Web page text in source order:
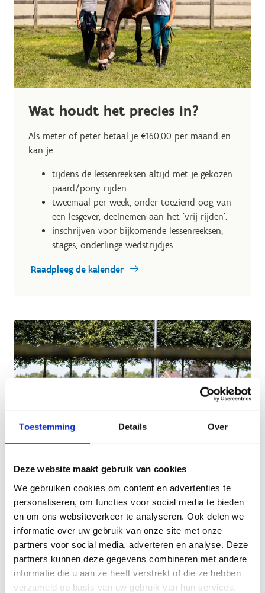
Toestemming Details Over
Deze website maakt gebruik van cookies
We gebruiken cookies om content en advertenties te
personaliseren, om functies voor social media te bieden
en om ons websiteverkeer te analyseren. Ook delen we
informatie over uw gebruik van onze site met onze
partners voor social media, adverteren en analyse. Deze
partners kunnen deze gegevens combineren met andere
informatie die u aan ze heeft verstrekt of die ze hebben
verzameld op basis van uw gebruik van hun services.
Wat houdt het precies in?
Als meter of peter betaal je €160,00 per maand en
kan je...
tijdens de lessenreeksen altijd met je gekozen
paard/pony rijden.
tweemaal per week, onder toeziend oog van
een lesgever, deelnemen aan het 'vrij rijden'.
inschrijven voor bijkomende lessenreeksen,
stages, onderlinge wedstrijdjes ...
Raadpleeg de kalender
Stel je kandidaat
Je kan je kandidatuur enkel indienen
wanneer je ook ingeschreven bent voor een
van onze gewone lessenreeksen. Deze
lessenreeks dient apart betaald te worden en
is
niet
inbegrepen in het maandbedrag.